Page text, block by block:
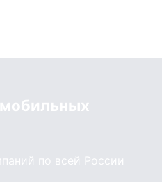
по всей России